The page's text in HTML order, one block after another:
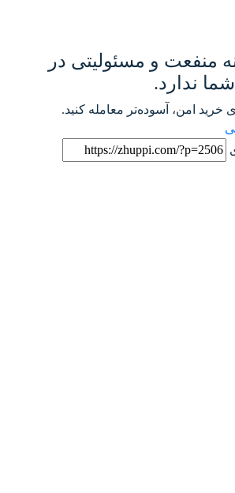
منفعت و مسئولیتی در
ندارد.
خرید امن، آسوده‌تر معامله کنید.